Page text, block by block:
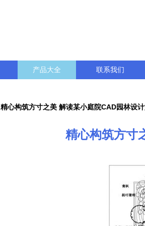
产品大全 联系我们
精心构筑方寸之美 解读某小庭院CAD园林设
精心构筑方寸